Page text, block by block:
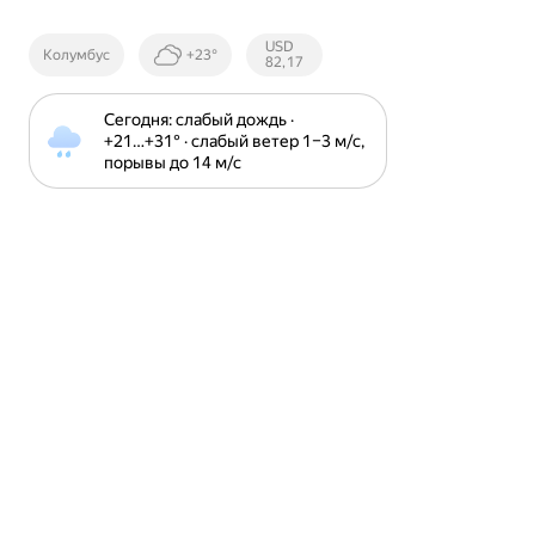
Колумбус +23°
Курсы ЦБ
РФ
USD
82,17
Сегодня: слабый дождь ·
+21⁠…⁠+31⁠° · слабый ветер 1⁠–⁠3 м⁠/⁠с,
порывы до 14 м⁠/⁠с